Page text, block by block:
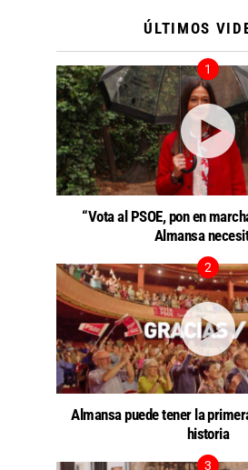
ÚLTIMOS
“Vota al PSOE, pon en
Almansa
Almansa puede tener la
historia